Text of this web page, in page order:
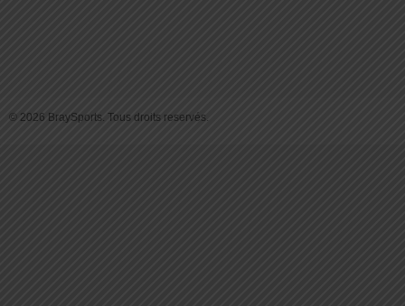
© 2026 BraySports. Tous droits reservés.